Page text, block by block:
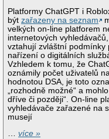
Platformy ChatGPT i
býtzařazeny na seznam
velkých on-line platforem
internetových
vztahují zvláštní podmínky
nařízení o digitálních
Vzhledem k tomu, že
oznámily počet uživatelů
hodnotou DSA, je toto
„rozhodně možné“ a
dříve či později“. On-line
vyhledávače zařazené na
musejí
…více »